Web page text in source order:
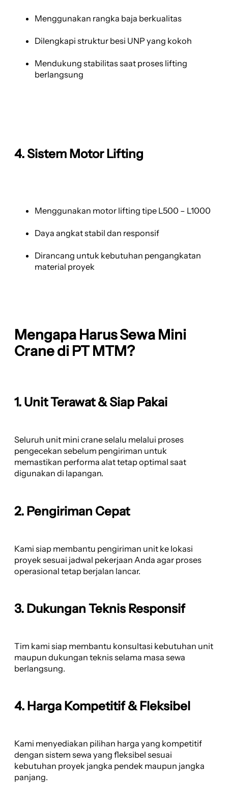
Menggunakan rangka baja berkualitas
Dilengkapi struktur besi UNP yang kokoh
Mendukung stabilitas saat proses lifting
berlangsung
4. Sistem Motor Lifting
Menggunakan motor lifting tipe L500 – L1000
Daya angkat stabil dan responsif
Dirancang untuk kebutuhan pengangkatan
material proyek
Mengapa Harus Sewa Mini
Crane di PT MTM?
1. Unit Terawat & Siap Pakai
Seluruh unit mini crane selalu melalui proses
pengecekan sebelum pengiriman untuk
memastikan performa alat tetap optimal saat
digunakan di lapangan.
2. Pengiriman Cepat
Kami siap membantu pengiriman unit ke lokasi
proyek sesuai jadwal pekerjaan Anda agar proses
operasional tetap berjalan lancar.
3. Dukungan Teknis Responsif
Tim kami siap membantu konsultasi kebutuhan unit
maupun dukungan teknis selama masa sewa
berlangsung.
4. Harga Kompetitif & Fleksibel
Kami menyediakan pilihan harga yang kompetitif
dengan sistem sewa yang fleksibel sesuai
kebutuhan proyek jangka pendek maupun jangka
panjang.